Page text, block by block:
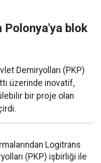
blok
Demiryolları (PKP)
üzerinde inovatif,
bir proje olan
Logitrans
(PKP) işbirliği ile